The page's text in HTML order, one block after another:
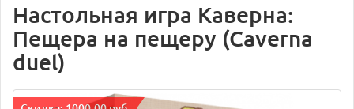
Настольная игра Каверна:
Пещера на пещеру (Caverna
duel)